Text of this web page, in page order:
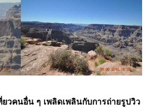
วคนอื่น ๆ เพลิดเพลินกับการถ่ายรูปวิว